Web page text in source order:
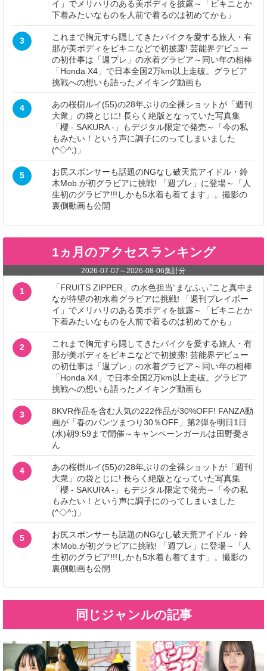
イ」でメリハリのある美ボディを披露～「ビキニとか
下着みたいなものを人前で着るのは初めてかも」
3
これまで胸元すら隠してきたバイクを愛する旅人・有
那が美ボディをビキニなどで初披露! 芸能界デビュー
の初仕事は「週プレ」の水着グラビア～同い年の相棒
「Honda X4」で日本全国2万km以上走破。グラビア
挑戦への想いも語ったメイキング動画も
4
あの桜樹ルイ(55)の28年ぶりの全裸ショットが「週刊
大衆」の袋とじに! 長らく絶版となっていた写真集
「櫻 - SAKURA -」もデジタル限定で発売～「今の私
もみたい！という声に調子にのってしまいました
(^◇^;)」
5
お尻スポンサーも話題のNGなし破天荒アイドル・鈴
木Mob.が初グラビアに挑戦! 「週プレ」に登場～「人
生初のグラビア!!!しかも5水着も着てます」。撮影の
裏側動画も公開
1ヵ月のアクセスランキング
2026-07-07 ～2026-08-06集計分
1
「FRUITS ZIPPER」の水色担当“まなふぃ”こと真中ま
なが待望の初水着グラビアに挑戦! 「週刊プレイボー
イ」でメリハリのある美ボディを披露～「ビキニとか
下着みたいなものを人前で着るのは初めてかも」
2
これまで胸元すら隠してきたバイクを愛する旅人・有
那が美ボディをビキニなどで初披露! 芸能界デビュー
の初仕事は「週プレ」の水着グラビア～同い年の相棒
「Honda X4」で日本全国2万km以上走破。グラビア
挑戦への想いも語ったメイキング動画も
3
8KVR作品を含む人気の222作品が30%OFF! FANZA動
画が「春のパンツまつり30％OFF」第2弾を明日1日
(水)朝9:59まで開催～キャンペーンガールは田野憂さ
ん
4
あの桜樹ルイ(55)の28年ぶりの全裸ショットが「週刊
大衆」の袋とじに! 長らく絶版となっていた写真集
「櫻 - SAKURA -」もデジタル限定で発売～「今の私
もみたい！という声に調子にのってしまいました
(^◇^;)」
5
お尻スポンサーも話題のNGなし破天荒アイドル・鈴
木Mob.が初グラビアに挑戦! 「週プレ」に登場～「人
生初のグラビア!!!しかも5水着も着てます」。撮影の
裏側動画も公開
同じジャンルの記事